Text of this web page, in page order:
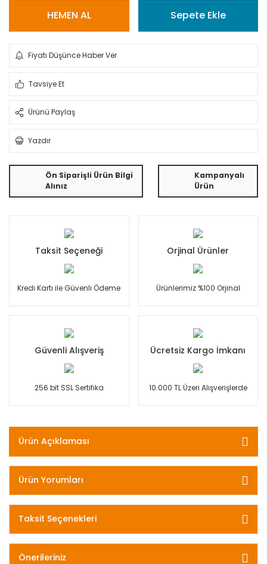
HEMEN AL Sepete Ekle
Fiyatı Düşünce Haber Ver
Tavsiye Et
Ürünü Paylaş
Yazdır
Ön Siparişli Ürün Bilgi
Alınız
Kampanyalı
Ürün
Taksit Seçeneği
Kredi Kartı ile Güvenli Ödeme
Orjinal Ürünler
Ürünlerimiz %100 Orjinal
Güvenli Alışveriş
256 bit SSL Sertifika
Ücretsiz Kargo İmkanı
10.000 TL Üzeri Alışverişlerde
Ürün Açıklaması
Ürün Yorumları
Taksit Seçenekleri
Önerileriniz